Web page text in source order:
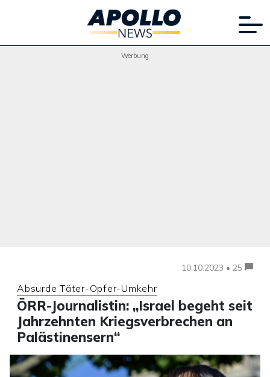
Werbung
10.10.2023 • 25
Absurde Täter-Opfer-Umkehr
ÖRR-Journalistin: „Israel begeht seit
Jahrzehnten Kriegsverbrechen an
Palästinensern“